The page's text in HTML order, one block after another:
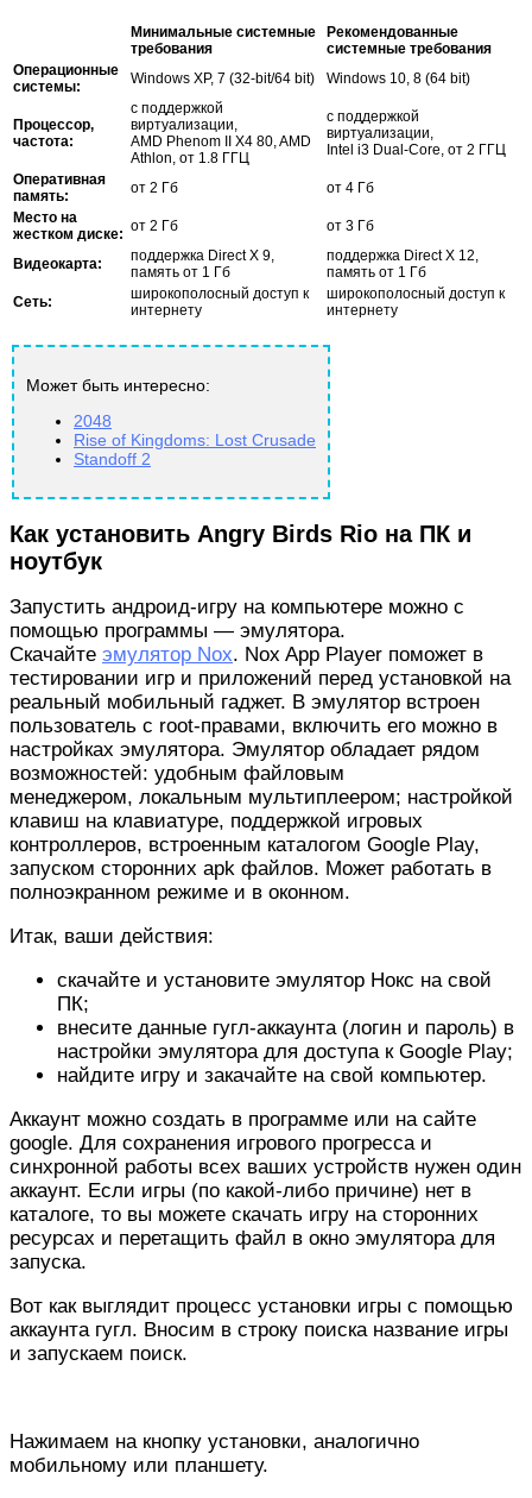
Минимальные системные
требования
Рекомендованные
системные требования
Операционные
системы:
Windows XP, 7 (32-bit/64 bit) Windows 10, 8 (64 bit)
Процессор,
частота:
с поддержкой
виртуализации,
AMD Phenom II X4 80, AMD
Athlon, от 1.8 ГГЦ
с поддержкой
виртуализации,
Intel i3 Dual-Core, от 2 ГГЦ
Оперативная
память:
от 2 Гб
от 4 Гб
Место на
жестком диске: от 2 Гб от 3 Гб
Видеокарта:
поддержка Direct X 9,
память от 1 Гб
поддержка Direct X 12,
память от 1 Гб
Сеть:
широкополосный доступ к
интернету
широкополосный доступ к
интернету
Может быть интересно:
2048
Rise of Kingdoms: Lost Crusade
Standoff 2
Как установить Angry Birds Rio на ПК и
ноутбук
Запустить андроид-игру на компьютере можно с
помощью программы — эмулятора.
Скачайте эмулятор Nox. Nox App Player поможет в
тестировании игр и приложений перед установкой на
реальный мобильный гаджет. В эмулятор встроен
пользователь с root-правами, включить его можно в
настройках эмулятора. Эмулятор обладает рядом
возможностей: удобным файловым
менеджером, локальным мультиплеером; настройкой
клавиш на клавиатуре, поддержкой игровых
контроллеров, встроенным каталогом Google Play,
запуском сторонних apk файлов. Может работать в
полноэкранном режиме и в оконном.
Итак, ваши действия:
скачайте и установите эмулятор Нокс на свой
ПК;
внесите данные гугл-аккаунта (логин и пароль) в
настройки эмулятора для доступа к Google Play;
найдите игру и закачайте на свой компьютер.
Аккаунт можно создать в программе или на сайте
google. Для сохранения игрового прогресса и
синхронной работы всех ваших устройств нужен один
аккаунт. Если игры (по какой-либо причине) нет в
каталоге, то вы можете скачать игру на сторонних
ресурсах и перетащить файл в окно эмулятора для
запуска.
Вот как выглядит процесс установки игры с помощью
аккаунта гугл. Вносим в строку поиска название игры
и запускаем поиск.
Нажимаем на кнопку установки, аналогично
мобильному или планшету.